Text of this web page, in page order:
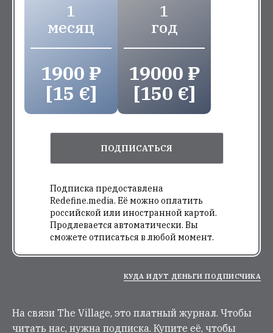
1
месяц
1900 ₽
[15 €]
1
год
19000 ₽
[150 €]
ПОДПИСАТЬСЯ
Подписка предоставлена
Redefine.media. Её можно оплатить
российской или иностранной картой.
Продлевается автоматически. Вы
сможете отписаться в любой момент.
КУДА ИДУТ ДЕНЬГИ ПОДПИСЧИКА
На связи The Village, это платный журнал. Чтобы
читать нас, нужна подписка. Купите её, чтобы